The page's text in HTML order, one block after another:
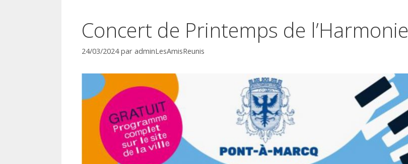
Concert de Printemps de l’Harmonie
24/03/2024 par adminLesAmisReunis